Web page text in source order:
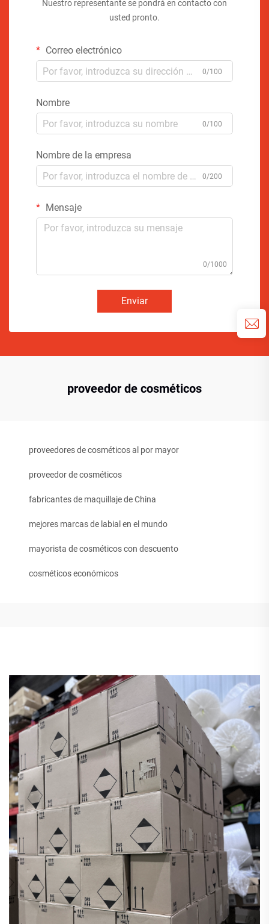
Nuestro representante se pondrá en contacto con
usted pronto.
Correo electrónico
0/100
Nombre
0/100
Nombre de la empresa
0/200
Mensaje
0/1000
Enviar
proveedor de cosméticos
proveedores de cosméticos al por mayor
proveedor de cosméticos
fabricantes de maquillaje de China
mejores marcas de labial en el mundo
mayorista de cosméticos con descuento
cosméticos económicos